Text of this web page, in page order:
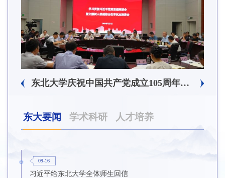
东北大学庆祝中国共产党成立105周年系列活动之学习贯彻习近平党建思想座谈会暨立德树人机制综合改革试点推进会召开
东大要闻 学术科研 人才培养
09-16
习近平给东北大学全体师生回信